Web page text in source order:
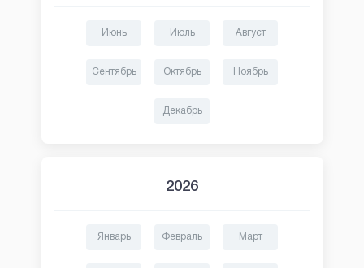
Июнь Июль Август
Сентябрь Октябрь Ноябрь
Декабрь
2026
Январь Февраль Март